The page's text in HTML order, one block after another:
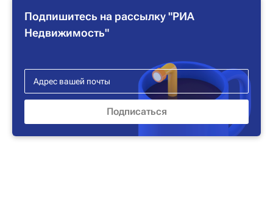
Подпишитесь на рассылку "РИА
Недвижимость"